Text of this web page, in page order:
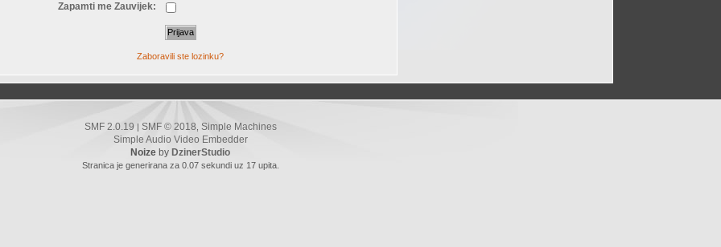
Zapamti me Zauvijek:
Zaboravili ste lozinku?
SMF 2.0.19 SMF © 2018 Simple Machines
Simple Audio Video Embedder
Noize by DzinerStudio
Stranica je generirana za 0.07 sekundi uz 17 upita.